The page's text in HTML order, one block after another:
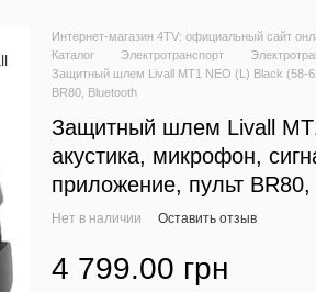
Интернет-магазин 4TV: официальный сайт
Каталог
Электротранспорт
Защитный шлем Livall MT1 NEO (L) Black (58-
BR80, Bluetooth
Защитный шлем Livall
акустика, микрофон,
приложение, пульт
Нет в наличии Оставить отзыв
4 799.00 грн